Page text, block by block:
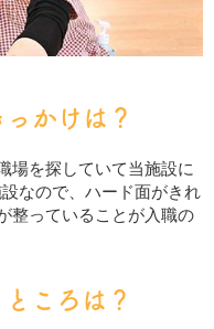
かけは？
場を探していて当施設に
なので、ハード面がきれ
整っていることが入職の
ころは？